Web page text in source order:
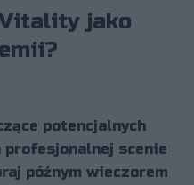
jako
potencjalnych
scenie
późnym wieczorem